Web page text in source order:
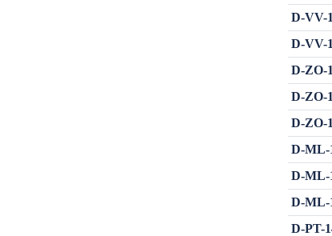
D-VV-
D-VV-
D-ZO-
D-ZO-
D-ZO-
D-ML-
D-ML-
D-ML-
D-PT-